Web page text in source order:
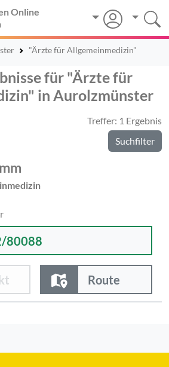
Online
"Ärzte für Allgemeinmedizin"
für "Ärzte für
in Aurolzmünster
Treffer: 1 Ergebnis
Suchfilter
80088
Route